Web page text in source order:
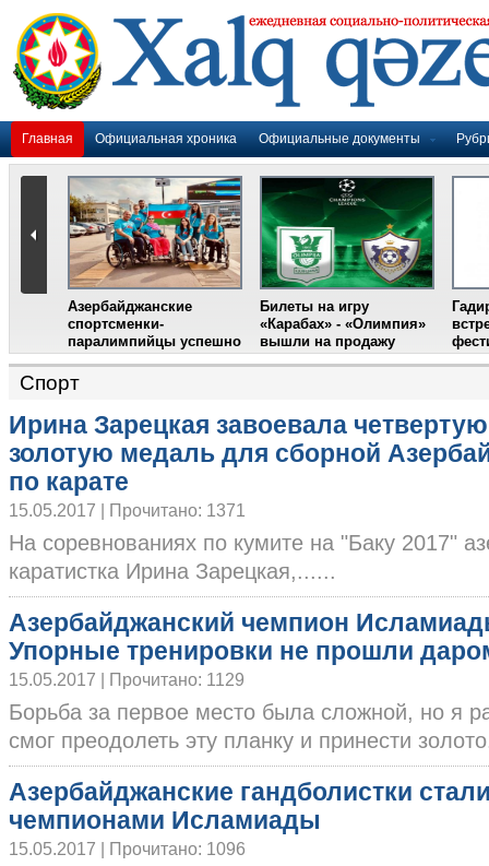
Главная Официальная хроника Официальные документы
Гусейнов
с лидером
в Испании
Спорт
Ирина Зарецкая завоевала четвертую
золотую медаль для сборной
по карате
15.05.2017 | Прочитано: 1371
На соревнованиях по кумите на "Баку 2017"
каратистка Ирина Зарецкая,......
Азербайджанский чемпион
Упорные тренировки не прошли
15.05.2017 | Прочитано: 1129
Борьба за первое место была сложной, но я
смог преодолеть эту планку и принести
Азербайджанские гандболистки
чемпионами Исламиады
15.05.2017 | Прочитано: 1096